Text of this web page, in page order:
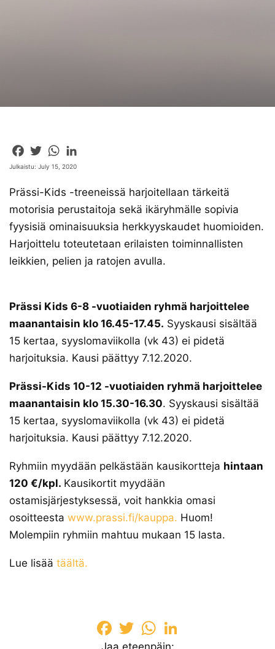
Facebook
TwitterWhatsApp
Julkaistu: July 15, 2020
Prässi-Kids -treeneissä harjoitellaan tärkeitä
motorisia perustaitoja sekä ikäryhmälle sopivia
fyysisiä ominaisuuksia herkkyyskaudet huomioiden.
Harjoittelu toteutetaan erilaisten toiminnallisten
leikkien, pelien ja ratojen avulla.
Prässi Kids 6-8 -vuotiaiden ryhmä harjoittelee
maanantaisin klo 16.45-17.45. Syyskausi sisältää
15 kertaa, syyslomaviikolla (vk 43) ei pidetä
harjoituksia. Kausi päättyy 7.12.2020.
Prässi-Kids 10-12 -vuotiaiden ryhmä harjoittelee
maanantaisin klo 15.30-16.30. Syyskausi sisältää
15 kertaa, syyslomaviikolla (vk 43) ei pidetä
harjoituksia. Kausi päättyy 7.12.2020.
Ryhmiin myydään pelkästään kausikortteja hintaan
120 €/kpl. Kausikortit myydään
ostamisjärjestyksessä, voit hankkia omasi
osoitteesta www.prassi.fi/kauppa. Huom!
Molempiin ryhmiin mahtuu mukaan 15 lasta.
Lue lisää täältä.
FacebookTwitterWhatsApp
Jaa eteenpäin: